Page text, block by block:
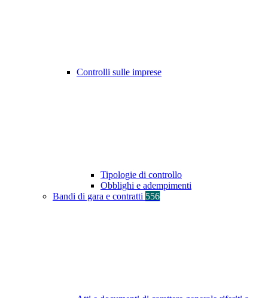
Controlli sulle imprese
Tipologie di controllo
Obblighi e adempimenti
Bandi di gara e contratti 556